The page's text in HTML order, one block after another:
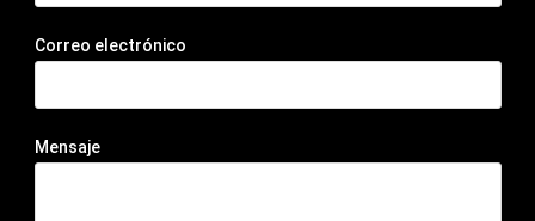
Correo electrónico
Mensaje